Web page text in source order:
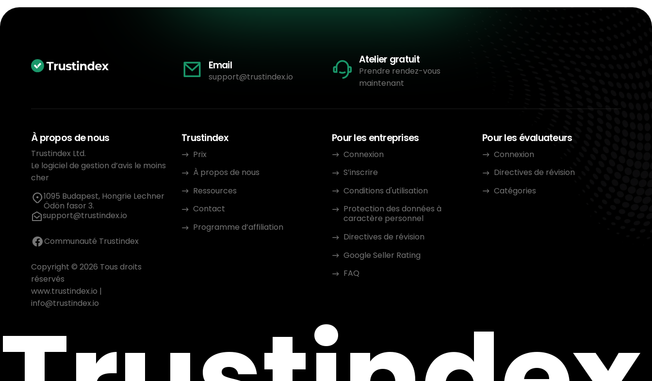
Email
support@trustindex.io
Atelier gratuit
Prendre rendez-vous
maintenant
À propos de nous
Trustindex Ltd.
Le logiciel de gestion d’avis le moins
cher
1095 Budapest, Hongrie Lechner
Ödön fasor 3.
support@trustindex.io
Communauté Trustindex
Copyright © 2026 Tous droits
réservés
www.trustindex.io |
info@trustindex.io
Trustindex
Prix
À propos de nous
Ressources
Contact
Programme d’affiliation
Pour les entreprises
Connexion
S’inscrire
Conditions d'utilisation
Protection des données à
caractère personnel
Directives de révision
Google Seller Rating
FAQ
Pour les évaluateurs
Connexion
Directives de révision
Catégories